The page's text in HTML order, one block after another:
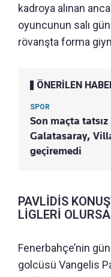
kadroya alınan
oyuncunun salı
rövanşta forma
ÖNERİLEN
SPOR
Son maçta tatsız
Galatasaray,
geçiremedi
PAVLİDİS
LİGLERİ
Fenerbahçe’nin
golcüsü Vangelis